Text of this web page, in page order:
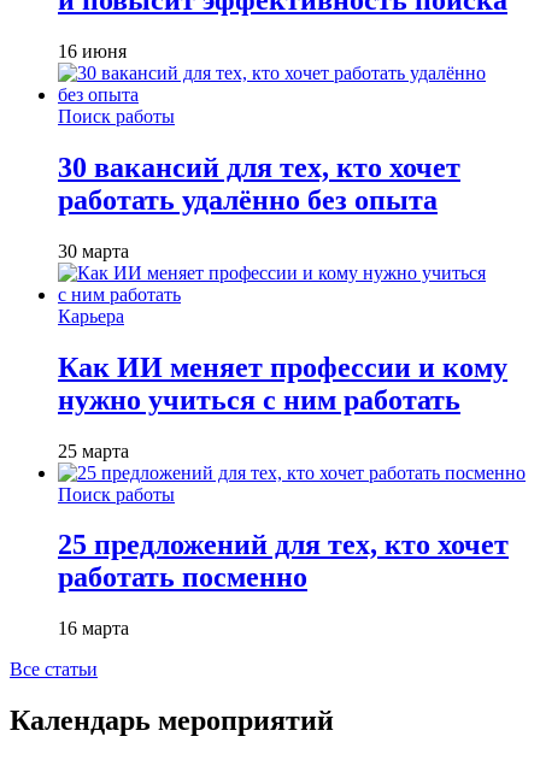
16 июня
Поиск работы
30 вакансий для тех, кто хочет
работать удалённо без опыта
30 марта
Карьера
Как ИИ меняет профессии и кому
нужно учиться с ним работать
25 марта
Поиск работы
25 предложений для тех, кто хочет
работать посменно
16 марта
Все статьи
Календарь мероприятий